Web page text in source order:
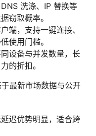
洗涤、IP 替换等
窃取概率。
端，支持一键连接、
使用门槛。
设备与并发数量，长
的折扣。
最新市场数据与公开
迟优势明显，适合跨